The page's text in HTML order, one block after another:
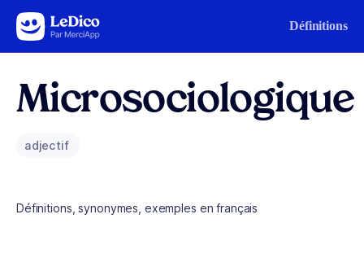
Aller au contenu Définitions
Microsociologique
adjectif
Définitions, synonymes, exemples en français